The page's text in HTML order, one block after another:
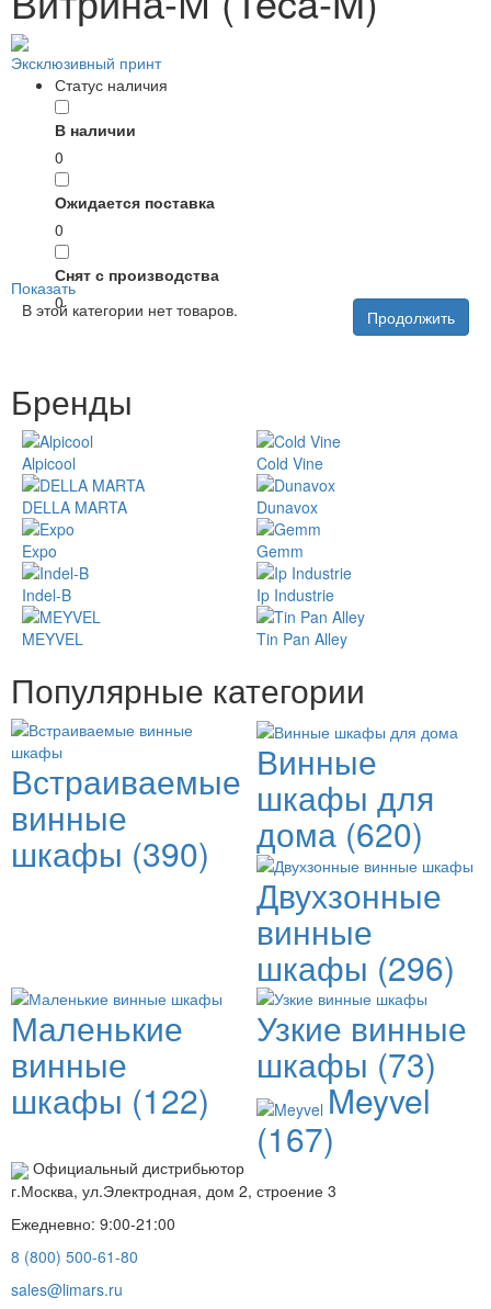
Эксклюзивный принт
Статус наличия
В наличии
0
Ожидается поставка
0
Снят с производства
0
Показать
В этой категории нет товаров.
Продолжить
Бренды
Alpicool
Cold Vine
DELLA MARTA
Dunavox
Expo
Gemm
Indel-B
Ip Industrie
MEYVEL
Tin Pan Alley
Популярные категории
Встраиваемые
винные
шкафы (390)
Винные
шкафы для
дома (620)
Двухзонные
винные
шкафы (296)
Маленькие
винные
шкафы (122)
Узкие винные
шкафы (73)
Meyvel
(167)
Официальный дистрибьютор
г.Москва, ул.Электродная, дом 2, строение 3
Ежедневно: 9:00-21:00
8 (800) 500-61-80
sales@limars.ru